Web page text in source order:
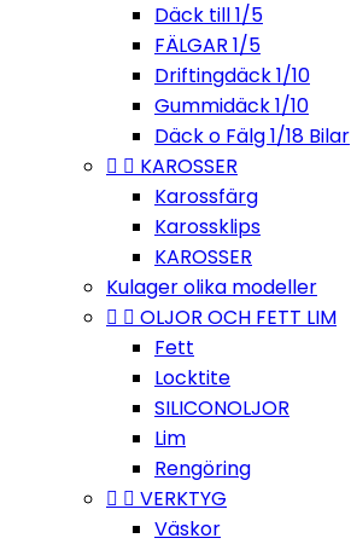
Däck till 1/5
FÄLGAR 1/5
Driftingdäck 1/10
Gummidäck 1/10
Däck o Fälg 1/18 Bilar
  KAROSSER
Karossfärg
Karossklips
KAROSSER
Kulager olika modeller
  OLJOR OCH FETT LIM
Fett
Locktite
SILICONOLJOR
Lim
Rengöring
  VERKTYG
Väskor